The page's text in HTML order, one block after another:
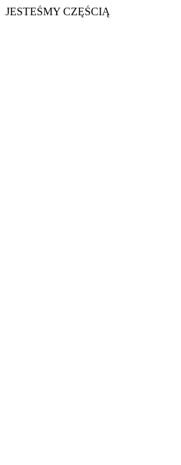
JESTEŚMY CZĘŚCIĄ